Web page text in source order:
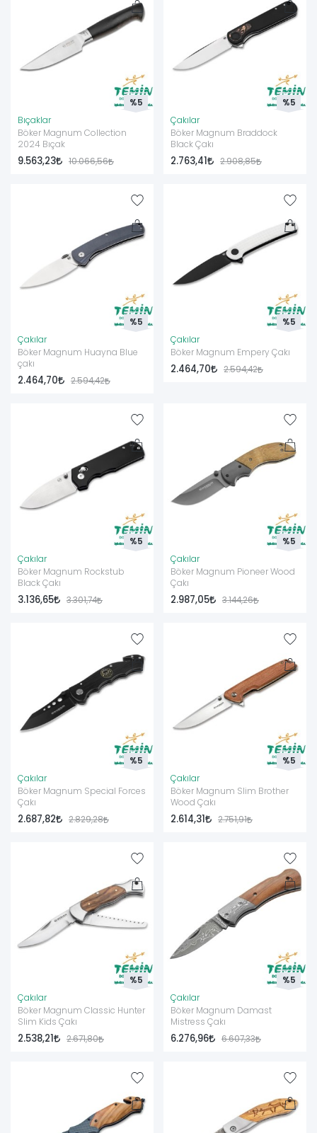
Bıçaklar
Böker Magnum Collection
2024 Bıçak
9.563,23 10.066,56
%5
Çakılar
Böker Magnum Braddock
Black Çakı
2.763,41 2.908,85
%5
Çakılar
Böker Magnum Huayna Blue
çakı
2.464,70 2.594,42
%5
Çakılar
Böker Magnum Empery Çakı
2.464,70 2.594,42
%5
Çakılar
Böker Magnum Rockstub
Black Çakı
3.136,65 3.301,74
%5
Çakılar
Böker Magnum Pioneer Wood
Çakı
2.987,05 3.144,26
%5
Çakılar
Böker Magnum Special Forces
Çakı
2.687,82 2.829,28
%5
Çakılar
Böker Magnum Slim Brother
Wood Çakı
2.614,31 2.751,91
%5
Çakılar
Böker Magnum Classic Hunter
Slim Kids Çakı
2.538,21 2.671,80
%5
Çakılar
Böker Magnum Damast
Mistress Çakı
6.276,96 6.607,33
%5